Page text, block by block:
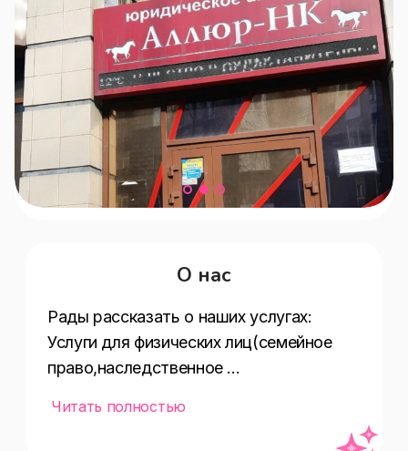
О нас
Рады рассказать о наших услугах:
Услуги для физических лиц(семейное
право,наследственное
Читать полностью